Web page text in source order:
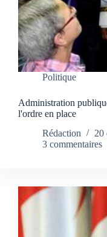
Politique
Administration
l'ordre en place
Rédaction
20
3 commentaires